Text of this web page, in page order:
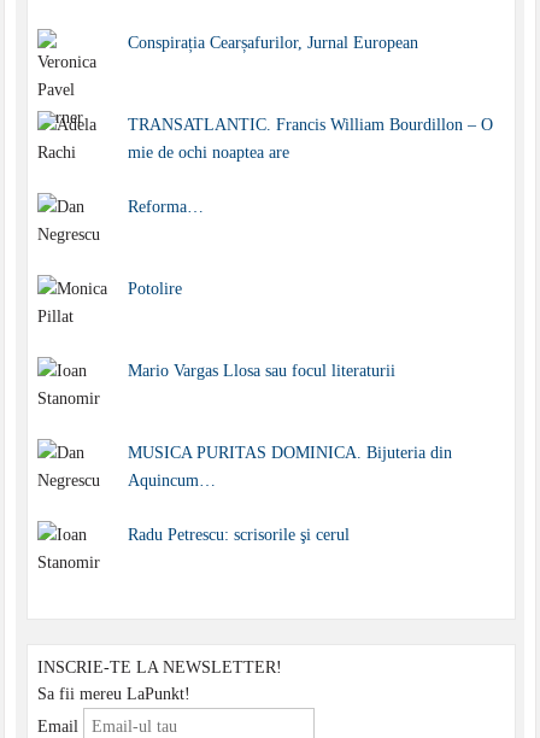
Conspirația Cearșafurilor, Jurnal European
TRANSATLANTIC. Francis William Bourdillon – O
mie de ochi noaptea are
Reforma…
Potolire
Mario Vargas Llosa sau focul literaturii
MUSICA PURITAS DOMINICA. Bijuteria din
Aquincum…
Radu Petrescu: scrisorile şi cerul
INSCRIE-TE LA NEWSLETTER!
Sa fii mereu LaPunkt!
Email